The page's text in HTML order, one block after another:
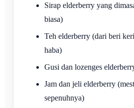
Sirap elderberry yang
biasa)
Teh elderberry (dari beri
haba)
Gusi dan lozenges
Jam dan jeli elderberry
sepenuhnya)